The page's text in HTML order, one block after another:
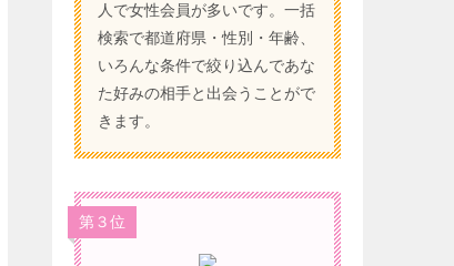
人で女性会員が多いです。一括
検索で都道府県・性別・年齢、
いろんな条件で絞り込んであな
た好みの相手と出会うことがで
きます。
第３位